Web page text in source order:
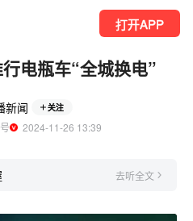
打开APP
电瓶车“全城换电”
新闻 关注
  2024-11-26 13:39
去听全文